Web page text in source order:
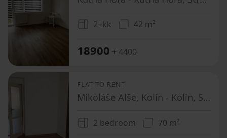
2+kk 42 m²
18900 + 4400
FLAT TO RENT
Mikoláše Alše, Kolín - Kolín, Středočeský Region
2 bedroom 70 m²